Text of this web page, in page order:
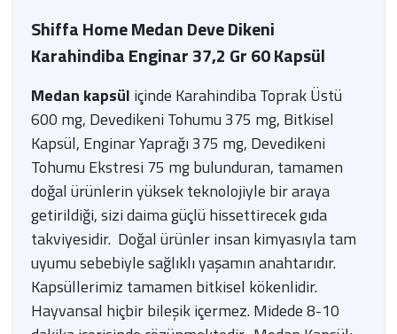
Shiffa Home Medan Deve Dikeni
Karahindiba Enginar 37,2 Gr 60 Kapsül
Medan kapsül içinde Karahindiba Toprak Üstü
600 mg, Devedikeni Tohumu 375 mg, Bitkisel
Kapsül, Enginar Yaprağı 375 mg, Devedikeni
Tohumu Ekstresi 75 mg bulunduran, tamamen
doğal ürünlerin yüksek teknolojiyle bir araya
getirildiği, sizi daima güçlü hissettirecek gıda
takviyesidir. Doğal ürünler insan kimyasıyla tam
uyumu sebebiyle sağlıklı yaşamın anahtarıdır.
Kapsüllerimiz tamamen bitkisel kökenlidir.
Hayvansal hiçbir bileşik içermez. Midede 8-10